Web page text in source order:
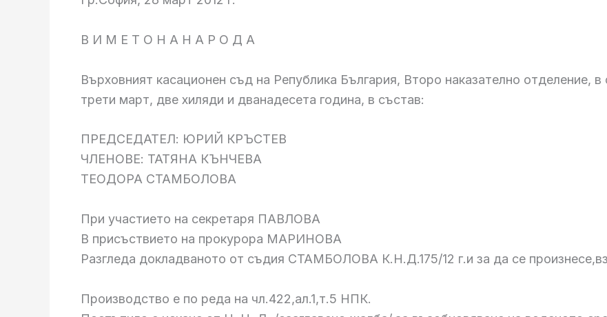
В И М Е Т О Н А Н А Р О Д А
Върховният касационен съд на Република България, Второ наказателно отделение,
трети март, две хиляди и дванадесета година, в състав:
ПРЕДСЕДАТЕЛ: ЮРИЙ КРЪСТЕВ
ЧЛЕНОВЕ: ТАТЯНА КЪНЧЕВА
ТЕОДОРА СТАМБОЛОВА
При участието на секретаря ПАВЛОВА
В присъствието на прокурора МАРИНОВА
Разгледа докладваното от съдия СТАМБОЛОВА К.Н.Д.175/12 г.и за да се
Производство е по реда на чл.422,ал.1,т.5 НПК.